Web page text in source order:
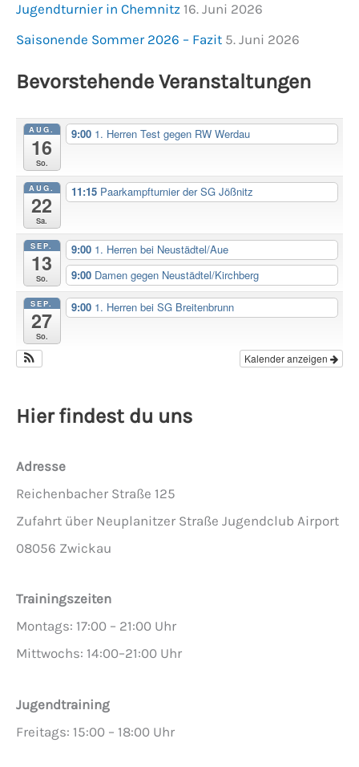
Jugendturnier in Chemnitz 16. Juni 2026
Saisonende Sommer 2026 – Fazit 5. Juni 2026
Bevorstehende Veranstaltungen
AUG.
16
So.
9:00 1. Herren Test gegen RW Werdau
AUG.
22
Sa.
11:15 Paarkampfturnier der SG Jößnitz
SEP.
13
So.
9:00 1. Herren bei Neustädtel/Aue
9:00 Damen gegen Neustädtel/Kirchberg
SEP.
27
So.
9:00 1. Herren bei SG Breitenbrunn
Kalender anzeigen
Hier findest du uns
Adresse
Reichenbacher Straße 125
Zufahrt über Neuplanitzer Straße Jugendclub Airport
08056 Zwickau
Trainingszeiten
Montags: 17:00 – 21:00 Uhr
Mittwochs: 14:00–21:00 Uhr
Jugendtraining
Freitags: 15:00 – 18:00 Uhr